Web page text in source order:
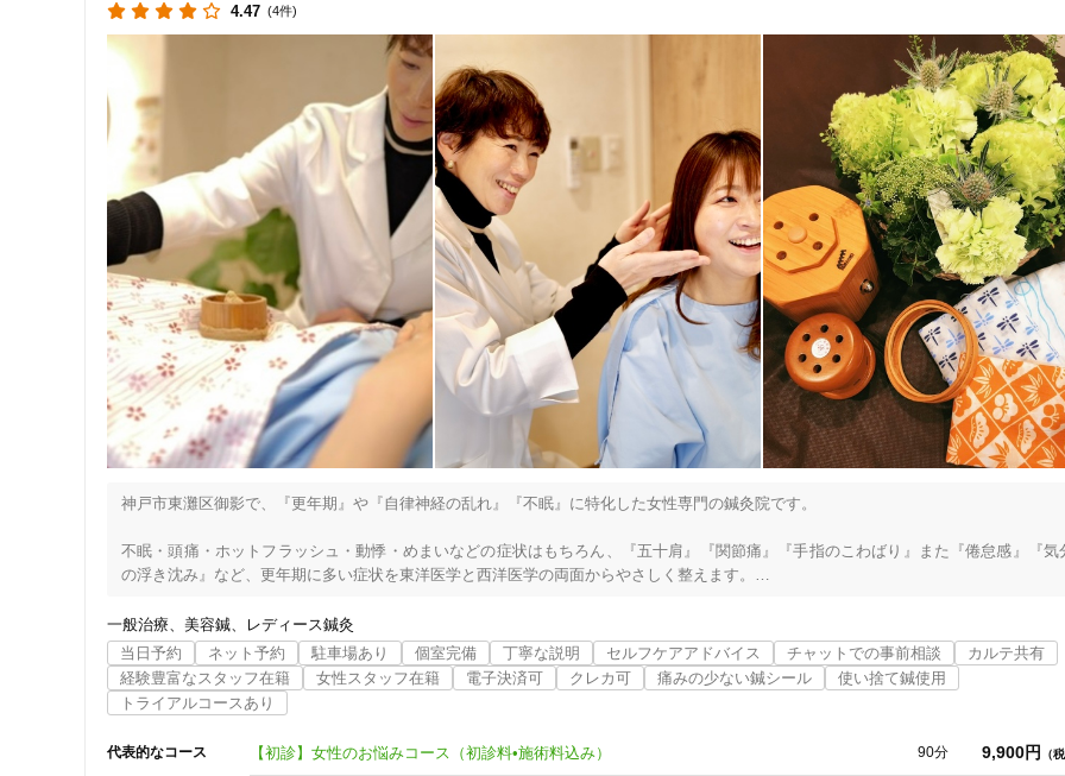
4.47 (4件)
神戸市東灘区御影で、『更年期』や『自律神経の乱れ』『不眠』に特化した女性専門の鍼灸院です。
不眠・頭痛・ホットフラッシュ・動悸・めまいなどの症状はもちろん、『五十肩』『関節痛』『手指のこわばり』また『倦怠感』『気
の浮き沈み』など、更年期に多い症状を東洋医学と西洋医学の両面からやさしく整えます。
日本女性心身医学会（JSPOG/ISPOG）で女性医療を学び、更年期指導士（認定会員）として専門的視点から更年期症状を総合的にサ
ート。
PMS・生理不順・生理痛・婦人科疾患（卵巣嚢腫・子宮筋腫など）にも対応し、病院治療と併用しながら経過を確認できる安心の鍼灸
療を行っています。
また、自律神経失調による不眠・めまい・耳鳴り・動悸、慢性化した五十肩・顎関節症・腱鞘炎にも伝統灸治療を用いて対応。
天然素材のお灸の温熱作用で血流を改善し、からだ本来の自然治癒力を引き出します。
一般治療 美容鍼
レディース鍼灸
当日予約
ネット予約 駐車場あり 個室完備 丁寧な説明 セルフケアアドバイス チャットでの事前相談
カルテ共有
経験豊富なスタッフ在籍
女性スタッフ在籍 電子決済可 クレカ可 痛みの少ない鍼シール
使い捨て鍼使用
トライアルコースあり
代表的なコース 【初診】女性のお悩みコース（初診料•施術料込み） 90分 9,900円 （